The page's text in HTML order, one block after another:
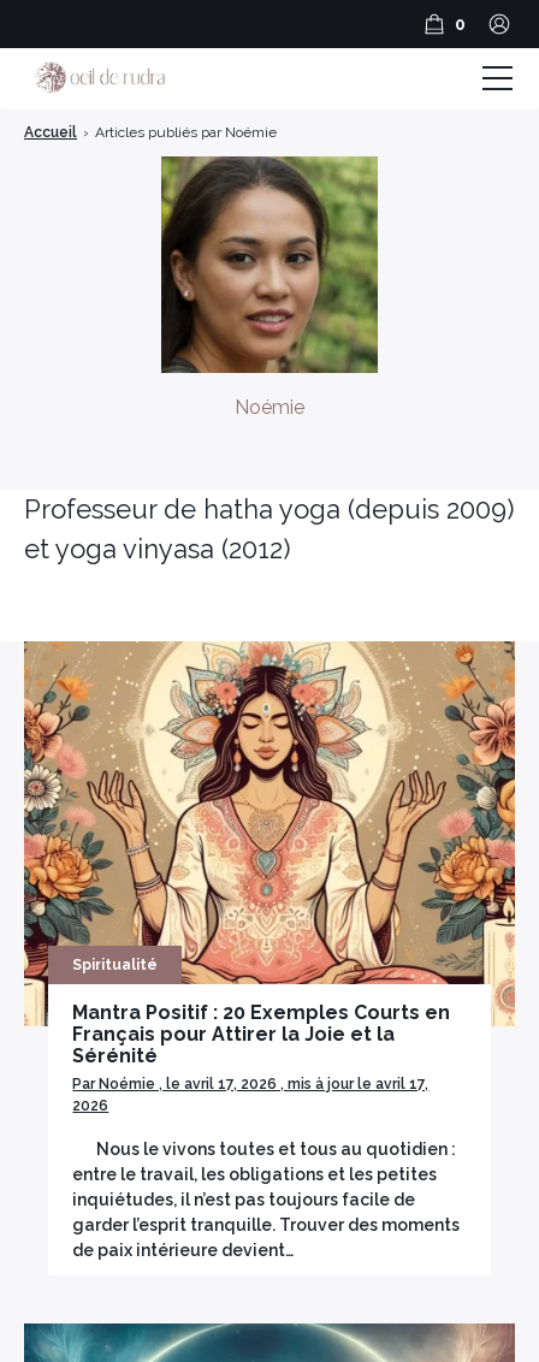
Noémie
Professeur de hatha yoga (depuis 2009)
et yoga vinyasa (2012)
Accueil › Articles publiés par Noémie
Spiritualité
Mantra Positif : 20 Exemples Courts en
Français pour Attirer la Joie et la
Sérénité
Par Noémie , le avril 17, 2026 , mis à jour le avril 17,
2026
Nous le vivons toutes et tous au quotidien :
entre le travail, les obligations et les petites
inquiétudes, il n’est pas toujours facile de
garder l’esprit tranquille. Trouver des moments
de paix intérieure devient…
0
Boutique
Encens en cônes
Encens herbes séchées
Coffrets & Cadeaux
Guide Rudraksha
Spiritualité et Outils spirituels